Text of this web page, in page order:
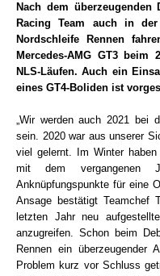
Nach dem
Racing Team auch in
Nordschleife Rennen
Mercedes-AMG GT3 beim
NLS-Läufen. Auch ein
eines GT4-Boliden ist
„Wir werden auch 2021 bei
sein. 2020 war aus unserer
viel gelernt. Im Winter
mit dem vergangenen
Anknüpfungspunkte für eine
Ansage bestätigt Teamchef
letzten Jahr neu
anzugreifen. Schon beim
Rennen ein überzeugender
Problem kurz vor Schluss